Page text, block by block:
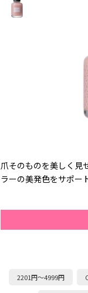
爪そのものを美しく見
ラーの美発色をサポー
2201円～4999円